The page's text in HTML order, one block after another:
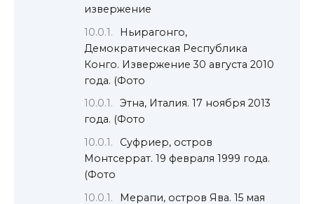
извержение
Ньирагонго,
Демократическая Республика
Конго. Извержение 30 августа 2010
года. (Фото
Этна, Италия. 17 ноября 2013
года. (Фото
Суфриер, остров
Монтсеррат. 19 февраля 1999 года.
(Фото
Мерапи, остров Ява. 15 мая